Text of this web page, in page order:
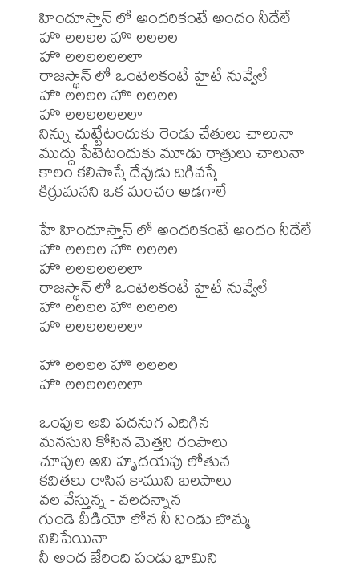
హిందూస్తాన్ లో అందరికంటే అందం నీదేలే
హొ లలలల హొ లలలల
హొ లలలలలలలా
రాజస్థాన్ లో ఒంటెలకంటే హైటే నువ్వేలే
హొ లలలల హొ లలలల
హొ లలలలలలలా
నిన్ను చుట్టేటందుకు రెండు చేతులు చాలునా
ముద్దు పేటెటందుకు మూడు రాత్రులు చాలునా
కాలం కలిసొస్తే దేవుడు దిగివస్తే
కిర్రుమనని ఒక మంచం అడగాలే
హే హిందూస్తాన్ లో అందరికంటే అందం నీదేలే
హొ లలలల హొ లలలల
హొ లలలలలలలా
రాజస్థాన్ లో ఒంటెలకంటే హైటే నువ్వేలే
హొ లలలల హొ లలలల
హొ లలలలలలలా
హొ లలలల హొ లలలల
హొ లలలలలలలా
ఒంపుల అవి పదనుగ ఎదిగిన
మనసుని కోసిన మెత్తని రంపాలు
చూపుల అవి హృదయపు లోతున
కవితలు రాసిన కాముని బలపాలు
వల వేస్తున్న - వలదన్నాన
గుండె వీడియో లోన నీ నిండు బొమ్మ
నిలిపేయినా
నీ అంద జేరింది పండు భామిని